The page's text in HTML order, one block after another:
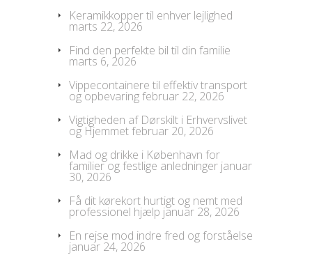
Keramikkopper til enhver lejlighed
marts 22, 2026
Find den perfekte bil til din familie
marts 6, 2026
Vippecontainere til effektiv transport
og opbevaringfebruar 22, 2026
Vigtigheden af Dørskilt i Erhvervslivet
og Hjemmetfebruar 20, 2026
Mad og drikke i København for
familier og festlige anledninger januar
30, 2026
Få dit kørekort hurtigt og nemt med
professionel hjælp januar 28, 2026
En rejse mod indre fred og forståelse
januar 24, 2026